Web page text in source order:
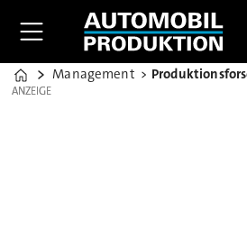
Home
Management
ANZEIGE
ANZEIGE